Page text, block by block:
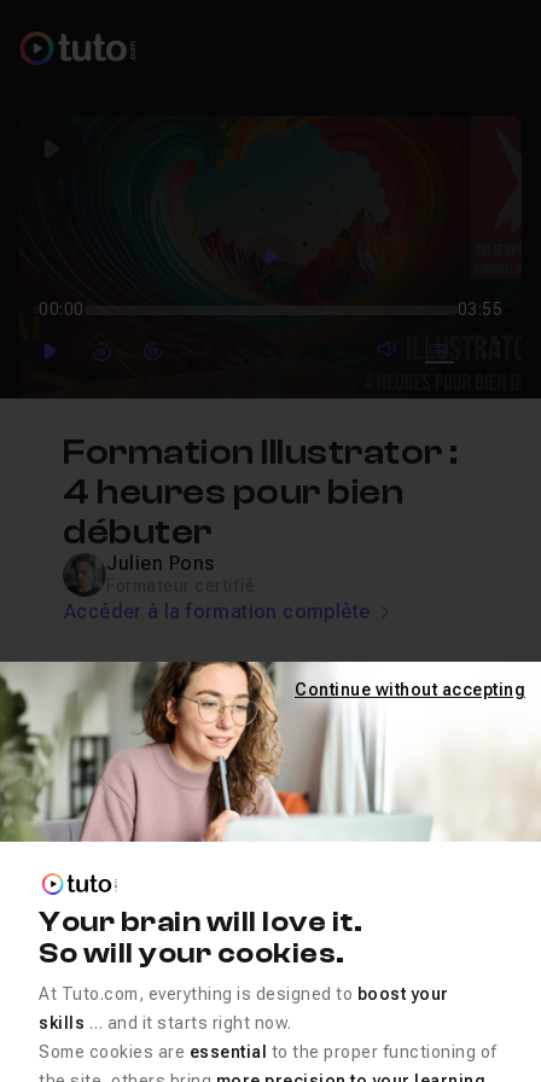
Play
00:00 03:55
PlayForwardForward mute video
Subtitles
Formation Illustrator :
4 heures pour bien
débuter
Julien Pons
Accéder à la formation complète